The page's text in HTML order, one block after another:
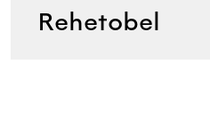
Rehetobel